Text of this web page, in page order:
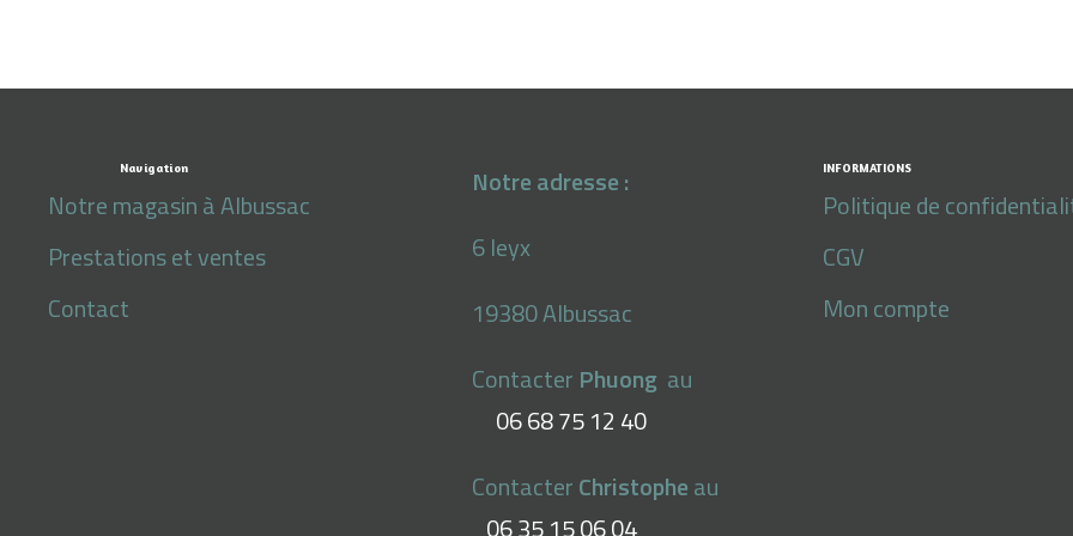
Navigation
Notre magasin à Albussac
Prestations et ventes
Contact
Notre adresse :
6 leyx
19380 Albussac
Contacter Phuong au
06 68 75 12 40
ContacterChristopheau
06 35 15 06 04
INFORMATIONS
Politique de
CGV
Mon compte